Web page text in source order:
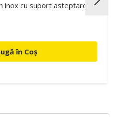
inox cu suport asteptare
în Coș